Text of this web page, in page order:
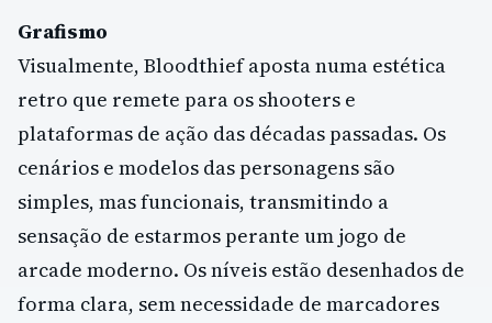
Grafismo
Visualmente, Bloodthief aposta numa estética
retro que remete para os shooters e
plataformas de ação das décadas passadas. Os
cenários e modelos das personagens são
simples, mas funcionais, transmitindo a
sensação de estarmos perante um jogo de
arcade moderno. Os níveis estão desenhados de
forma clara, sem necessidade de marcadores